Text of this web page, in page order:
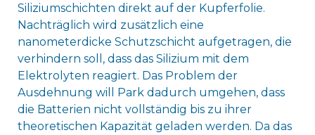
Siliziumschichten direkt auf der Kupferfolie.
Nachträglich wird zusätzlich eine
nanometerdicke Schutzschicht aufgetragen, die
verhindern soll, dass das Silizium mit dem
Elektrolyten reagiert. Das Problem der
Ausdehnung will Park dadurch umgehen, dass
die Batterien nicht vollständig bis zu ihrer
theoretischen Kapazität geladen werden. Da das